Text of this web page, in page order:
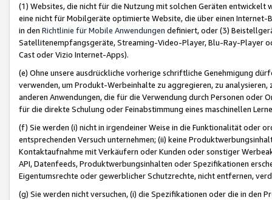
(1) Websites, die nicht für die Nutzung mit solchen Geräten
eine nicht für Mobilgeräte optimierte Website, die über einen
in den Richtlinie für Mobile Anwendungen definiert, oder (3)
Satellitenempfangsgeräte, Streaming-Video-Player, Blu-Ray-Player
Cast oder Vizio Internet-Apps).
(e) Ohne unsere ausdrückliche vorherige schriftliche Genehmigung
verwenden, um Produkt-Werbeinhalte zu aggregieren, zu
anderen Anwendungen, die für die Verwendung durch Personen
für die direkte Schulung oder Feinabstimmung eines maschinellen
(f) Sie werden (i) nicht in irgendeiner Weise in die Funktionalität oder
entsprechenden Versuch unternehmen; (ii) keine
Kontaktaufnahme mit Verkäufern oder Kunden oder sonstiger
API, Datenfeeds, Produktwerbungsinhalten oder Spezifikationen
Eigentumsrechte oder gewerblicher Schutzrechte, nicht entfernen,
(g) Sie werden nicht versuchen, (i) die Spezifikationen oder die in